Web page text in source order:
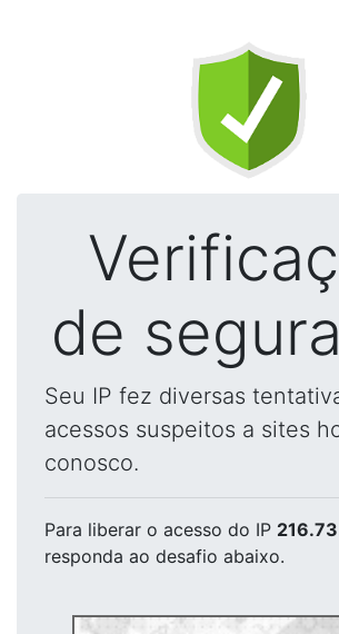
de
Seu IP fez diversas
acessos suspeitos a sites
conosco.
Para liberar o acesso do IP
responda ao desafio abaixo.